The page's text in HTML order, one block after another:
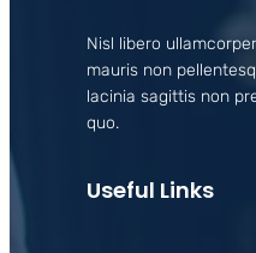
Nisl libero
mauris non
lacinia sagittis non
quo.
Useful Links